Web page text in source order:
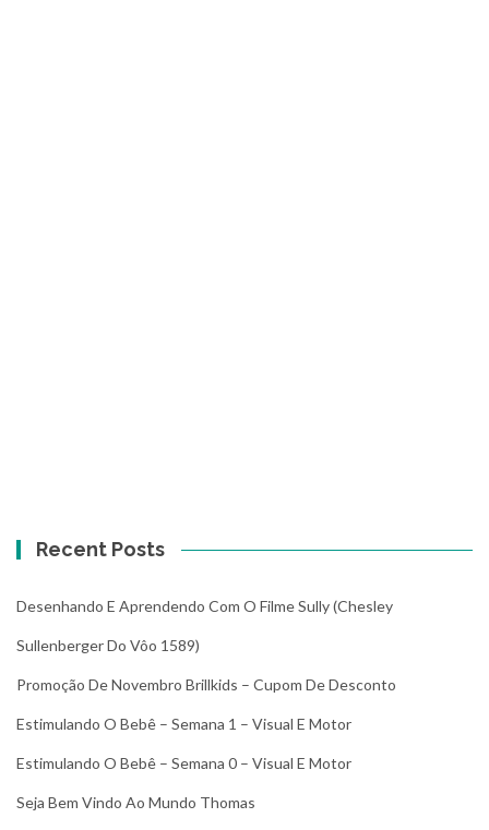
Recent Posts
Desenhando E Aprendendo Com O Filme Sully (Chesley
Sullenberger Do Vôo 1589)
Promoção De Novembro Brillkids – Cupom De Desconto
Estimulando O Bebê – Semana 1 – Visual E Motor
Estimulando O Bebê – Semana 0 – Visual E Motor
Seja Bem Vindo Ao Mundo Thomas